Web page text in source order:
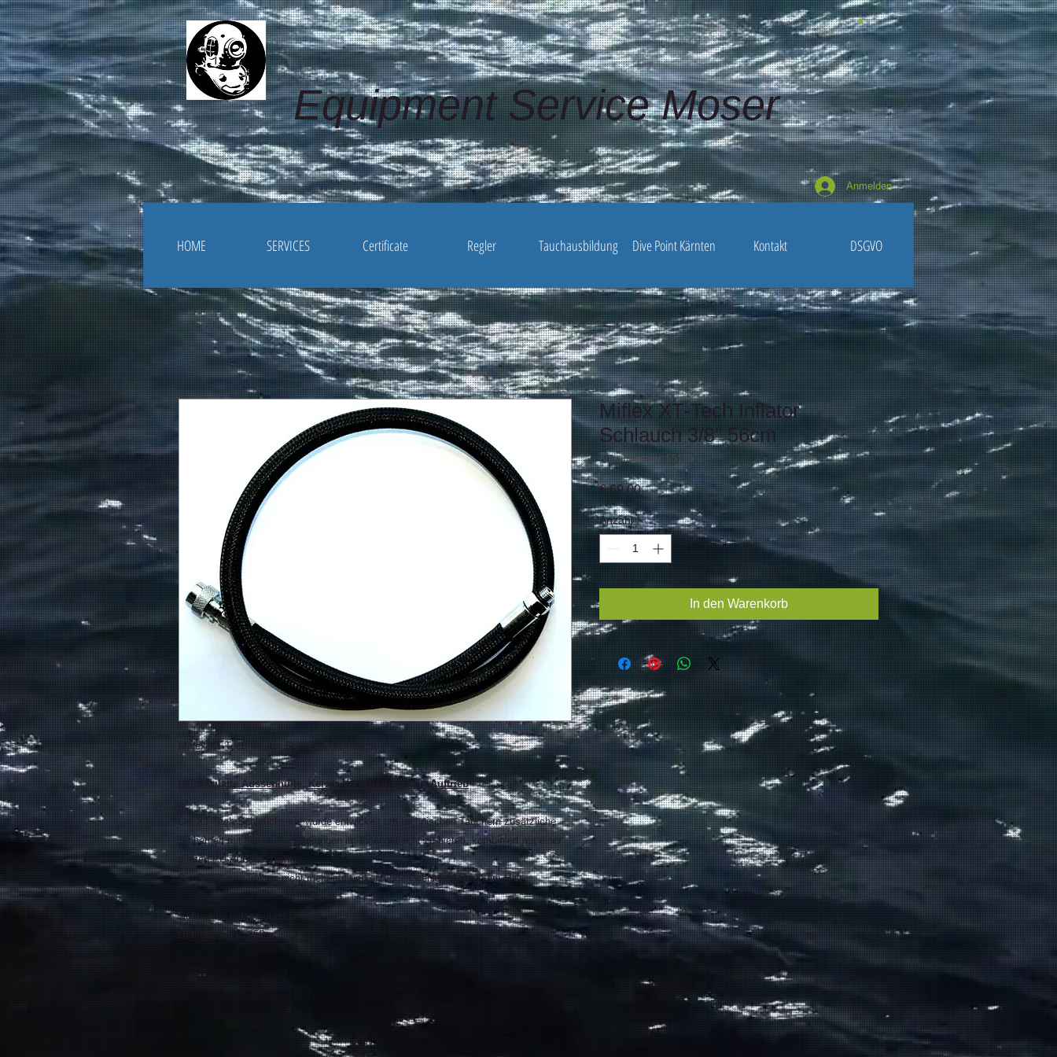
Equipment Service Moser
Anmelden
HOME SERVICES Certificate Regler Tauchausbildung Dive Point Kärnten Kontakt DSGVO
Miflex XT-Tech Inflator Schlauch 3/8" 56cm
Leicht,glatte Aussenhülle, Kelvar-Verstärkung, kein Auftrieb
Die XT-Tech Schlauchserie wurde entwickelt um technischen Tauchern zusätzliche
Sicherheit mit Kevlar-Verstärkungen im Innengeflecht zu bieten, kombiniert mit einer
glatten PU-Außenschicht.
Die Schläuche treiben nicht mehr auf und erzeugen weniger Abtrieb am Hals.
Schläuche entsprechen EN250
Betriebsdruck: 35Bar
Miflex XT-Tech Inflator
Schlauch 3/8" 56cm
Artikelnummer: 55156
€ 69,00Preis
Anzahl *
In den Warenkorb